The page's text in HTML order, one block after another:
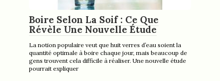
Boire Selon La Soif : Ce Que
Révèle Une Nouvelle Étude
La notion populaire veut que huit verres d’eau soient la
quantité optimale à boire chaque jour, mais beaucoup de
gens trouvent cela difficile à réaliser. Une nouvelle étude
pourrait expliquer